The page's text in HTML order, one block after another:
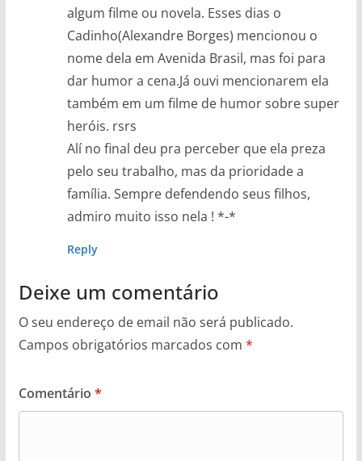
algum filme ou novela. Esses dias o
Cadinho(Alexandre Borges) mencionou o
nome dela em Avenida Brasil, mas foi para
dar humor a cena.Já ouvi mencionarem ela
também em um filme de humor sobre super
heróis. rsrs
Alí no final deu pra perceber que ela preza
pelo seu trabalho, mas da prioridade a
família. Sempre defendendo seus filhos,
admiro muito isso nela ! *-*
Reply
Deixe um comentário
O seu endereço de email não será publicado.
Campos obrigatórios marcados com *
Comentário *